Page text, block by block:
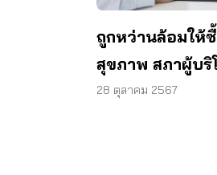
ถูกหว่านล้อมให้
สุขภาพ สภาผู้บริ
เจรจาได้เงินคืน
28 ตุลาคม 2567